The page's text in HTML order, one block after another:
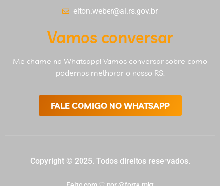
elton.weber@al.rs.gov.br
Vamos conversar
Me chame no Whatsapp! Vamos conversar sobre como
podemos melhorar o nosso RS.
FALE COMIGO NO WHATSAPP
Copyright © 2025. Todos direitos reservados.